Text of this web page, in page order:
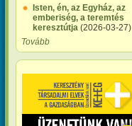
Isten, én, az Egyház, az
emberiség, a teremtés
keresztútja (2026-03-27)
Tovább